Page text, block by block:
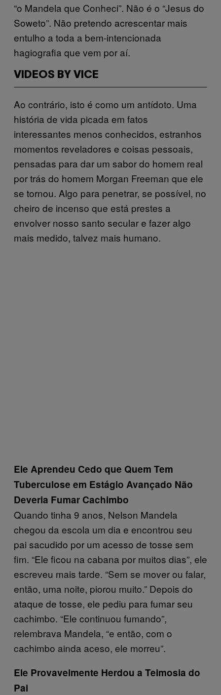
“o Mandela que Conheci”. Não é o “Jesus do
Soweto”. Não pretendo acrescentar mais
entulho a toda a bem-intencionada
hagiografia que vem por aí.
VIDEOS BY VICE
Ao contrário, isto é como um antídoto. Uma
história de vida picada em fatos
interessantes menos conhecidos, estranhos
momentos reveladores e coisas pessoais,
pensadas para dar um sabor do homem real
por trás do homem Morgan Freeman que ele
se tornou. Algo para penetrar, se possível, no
cheiro de incenso que está prestes a
envolver nosso santo secular e fazer algo
mais medido, talvez mais humano.
Ele Aprendeu Cedo que Quem Tem
Tuberculose em Estágio Avançado Não
Deveria Fumar Cachimbo
Quando tinha 9 anos, Nelson Mandela
chegou da escola um dia e encontrou seu
pai sacudido por um acesso de tosse sem
fim. “Ele ficou na cabana por muitos dias”, ele
escreveu mais tarde. “Sem se mover ou falar,
então, uma noite, piorou muito.” Depois do
ataque de tosse, ele pediu para fumar seu
cachimbo. “Ele continuou fumando”,
relembrava Mandela, “e então, com o
cachimbo ainda aceso, ele morreu”.
Ele Provavelmente Herdou a Teimosia do
Pai